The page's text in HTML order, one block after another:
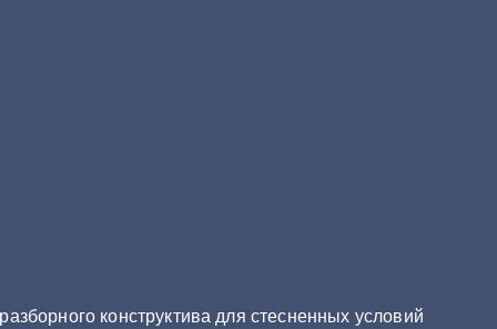
конструктива для стесненных условий